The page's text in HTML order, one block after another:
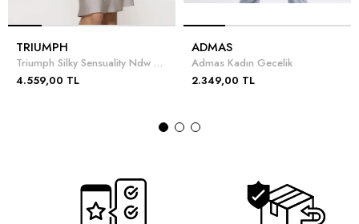
TRIUMPH
Triumph Silky Sensuality Ndw X 01 Gecelik
4.559,00 TL
ADMAS
Admas Kadın Gecelik
2.349,00 TL